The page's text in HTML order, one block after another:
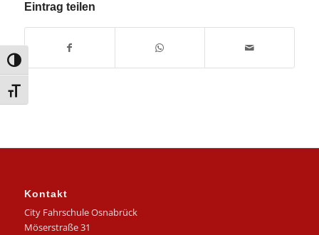
Umschalten auf hohe Kontraste
Schrift vergrößern
Eintrag teilen
Kontakt
City Fahrschule Osnabrück
Möserstraße 31